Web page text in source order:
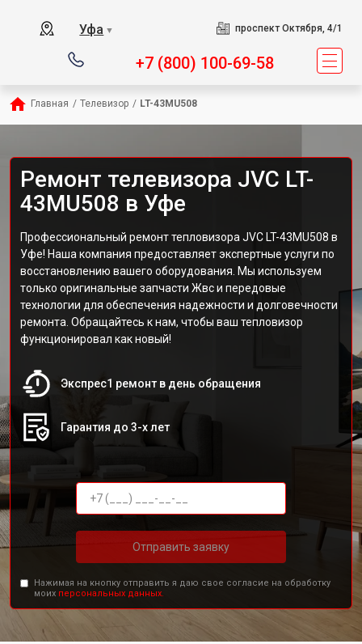
Уфа ▼ проспект Октября, 4/1
+7 (800) 100-69-58
Главная / Телевизор / LT-43MU508
Ремонт телевизора JVC LT-
43MU508 в Уфе
Профессиональный ремонт тепловизора JVC LT-43MU508 в
Уфе! Наша компания предоставляет экспертные услуги по
восстановлению вашего оборудования. Мы используем
только оригинальные запчасти Жвс и передовые
технологии для обеспечения надежности и долговечности
ремонта. Обращайтесь к нам, чтобы ваш тепловизор
функционировал как новый!
Экспрес1 ремонт в день обращения
Гарантия до 3-х лет
Отправить заявку
Нажимая на кнопку отправить я даю свое согласие на обработку
моих персональных данных.